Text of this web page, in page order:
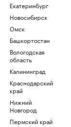
Екатеринбург
Новосибирск
Омск
Башкортостан
Вологодская
область
Калининград
Краснодарский
край
Нижний
Новгород
Пермский край